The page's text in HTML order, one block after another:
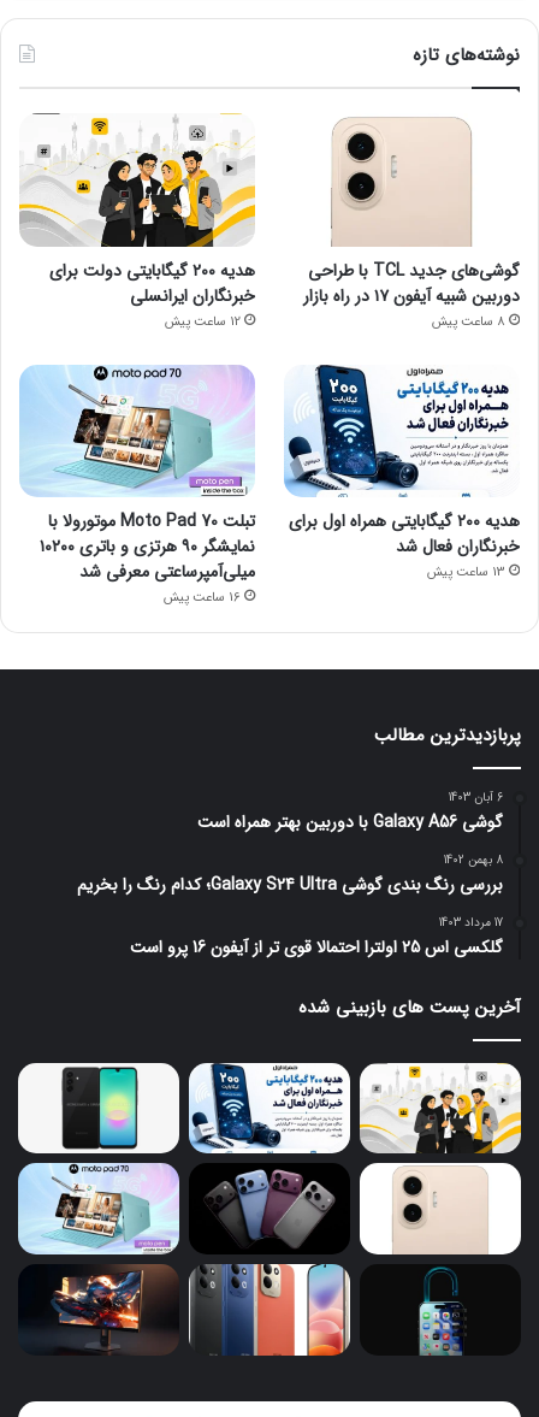
نوشته‌های تازه
گوشی‌های جدید TCL با طراحی
دوربین شبیه آیفون ۱۷ در راه بازار
8 ساعت پیش
هدیه ۲۰۰ گیگابایتی دولت برای
خبرنگاران ایرانسلی
12 ساعت پیش
هدیه ۲۰۰ گیگابایتی همراه اول برای
خبرنگاران فعال شد
13 ساعت پیش
تبلت Moto Pad 70 موتورولا با
نمایشگر ۹۰ هرتزی و باتری ۱۰۲۰۰
میلی‌آمپرساعتی معرفی شد
16 ساعت پیش
پربازدیدترین مطالب
6 آبان 1403
گوشی Galaxy A56 با دوربین بهتر همراه است
8 بهمن 1402
بررسی رنگ بندی گوشی Galaxy S24 Ultra؛ کدام رنگ را بخریم
17 مرداد 1403
گلکسی اس 25 اولترا احتمالا قوی تر از آیفون 16 پرو است
آخرین پست های بازبینی شده